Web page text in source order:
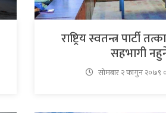
राष्ट्रिय स्वतन्त्र पार्टी
सहभागी
सोमबार २ फागुन २०७९